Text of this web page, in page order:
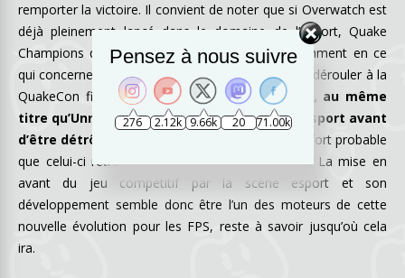
remporter la victoire. Il convient de noter que si Overwatch est
déjà pleinement lancé dans le domaine de l’esport, Quake
Champions doit encore faire ses preuves, notamment en ce
qui concerne le premier tournoi du jeu qui doit se dérouler à la
QuakeCon fin août. Cependant,la série Quake, au même
titre qu’Unreal, était l’un des pionniers de l’esport avant
d’être détrôné par Counter Strike
, il est donc fort probable
que celui-ci retrouve sa place assez rapidement. La mise en
avant du jeu compétitif par la scène esport et son
développement semble donc être l’un des moteurs de cette
nouvelle évolution pour les FPS, reste à savoir jusqu’où cela
ira.
Pensez à nous suivre
276 2.12k 9.66k 20 71.00k